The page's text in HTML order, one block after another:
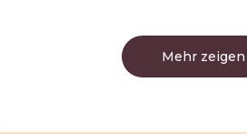
Mehr zeigen